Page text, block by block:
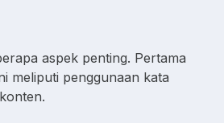
aspek penting. Pertama
meliputi penggunaan kata